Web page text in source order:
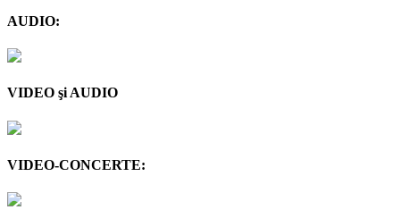
AUDIO:
VIDEO şi AUDIO
VIDEO-CONCERTE: